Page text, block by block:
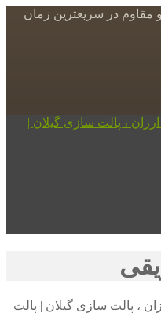
و مقاوم در سریعترین زمان
، پالت سازی گیلان | پالت